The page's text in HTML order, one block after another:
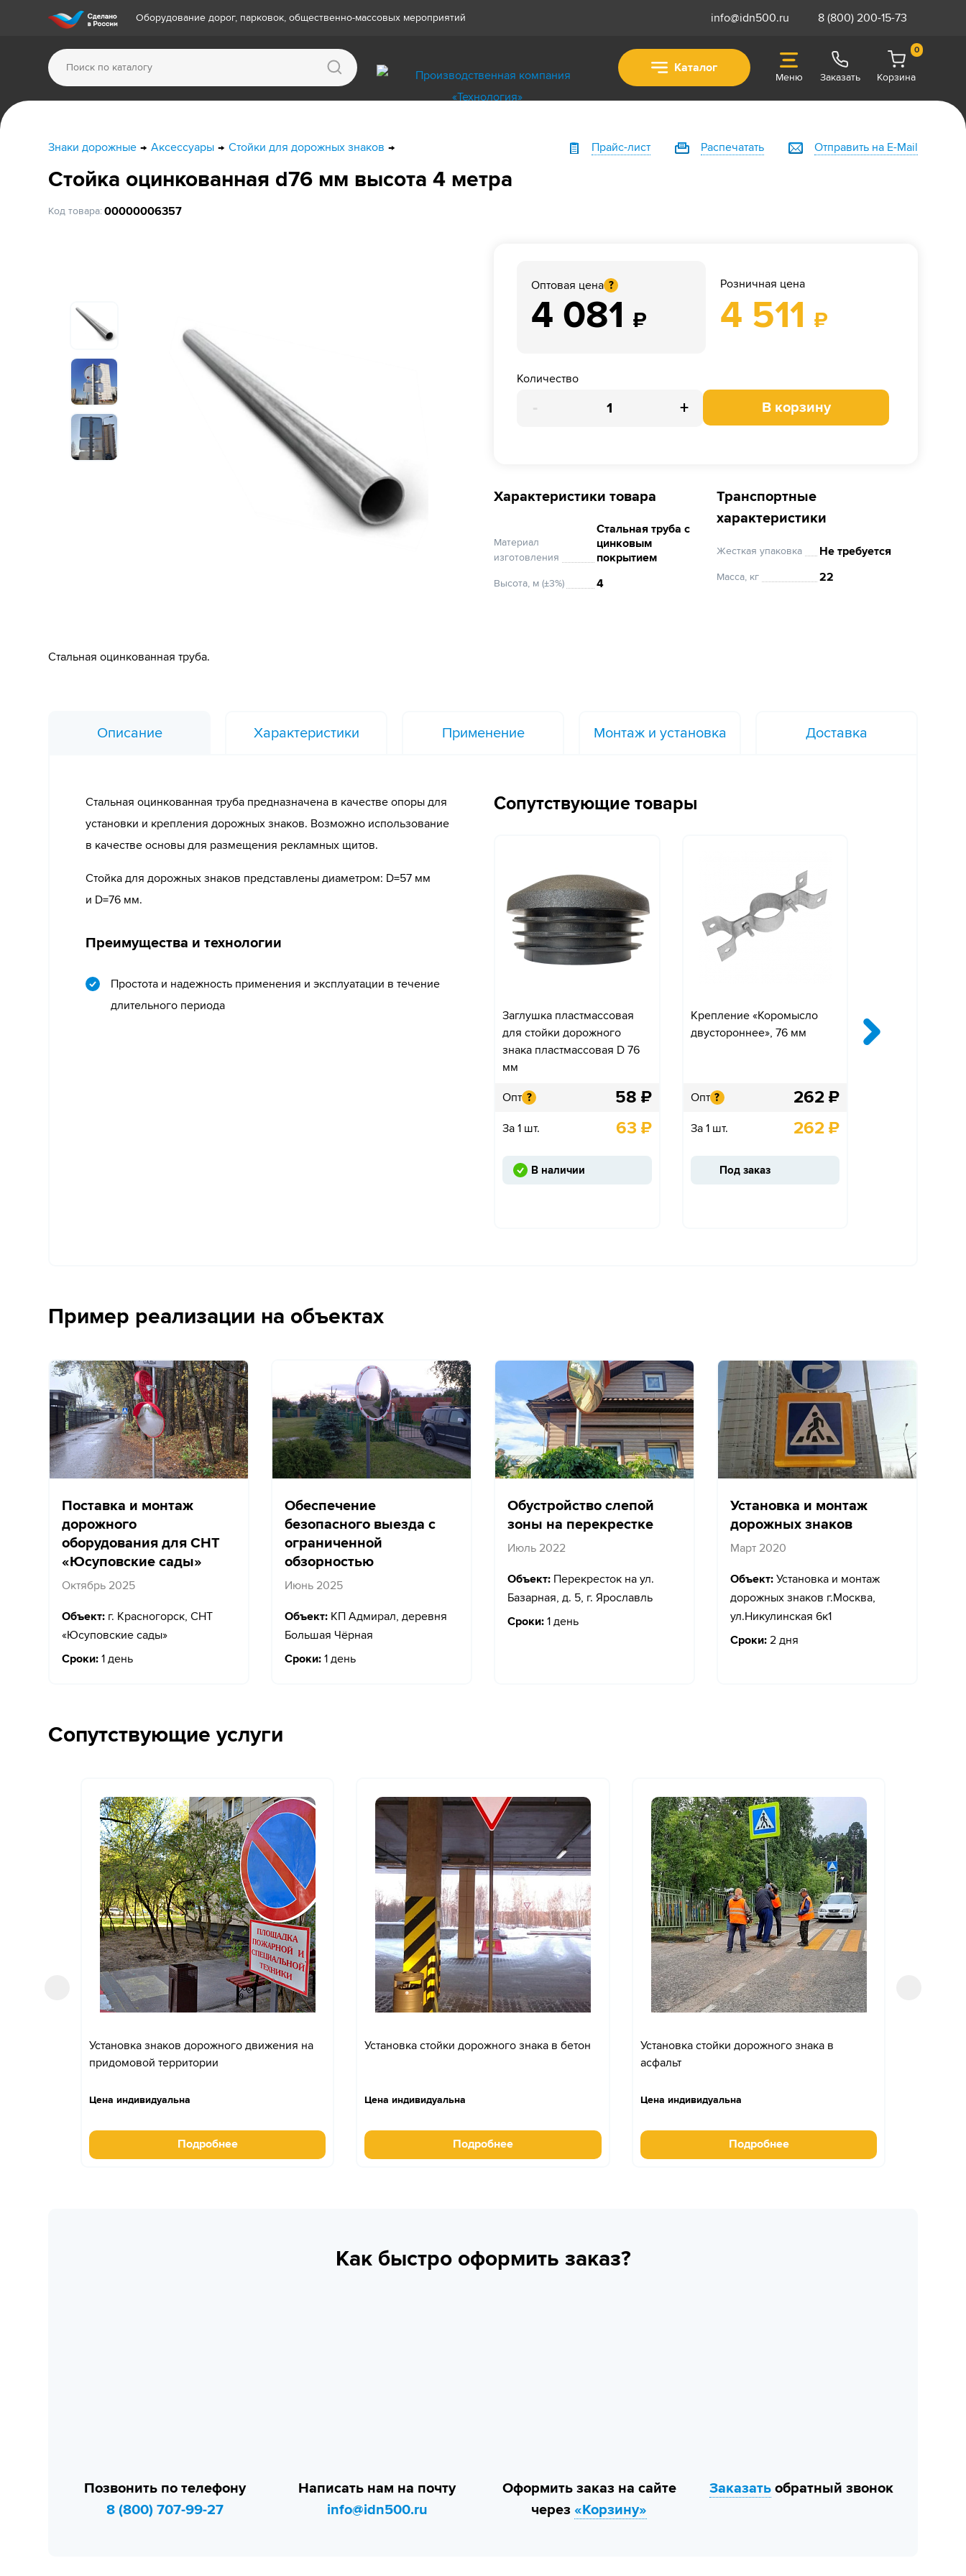
Оборудование дорог, парковок, общественно-массовых мероприятий info@idn500.ru 8 (800) 200-15-73
Каталог
Меню Заказать
0
Корзина
Знаки дорожные Аксессуары Стойки для дорожных знаков Прайс-лист Распечатать Отправить на E-Mail
Стойка оцинкованная d76 мм высота 4 метра
Код товара: 00000006357
Стальная оцинкованная труба.
Оптовая цена ?
4 081 ₽
Розничная цена
4 511 ₽
Количество
- + В корзину
Характеристики товара
Материал
изготовления
Стальная труба с
цинковым
покрытием
Высота, м (±3%) 4
Транспортные
характеристики
Жесткая упаковка Не требуется
Масса, кг 22
Описание Характеристики Применение Монтаж и установка Доставка
Стальная оцинкованная труба предназначена в качестве опоры для
установки и крепления дорожных знаков. Возможно использование
в качестве основы для размещения рекламных щитов.
Стойка для дорожных знаков представлены диаметром: D=57 мм
и D=76 мм.
Преимущества и технологии
Простота и надежность применения и эксплуатации в течение
длительного периода
Сопутствующие товары
Заглушка пластмассовая
для стойки дорожного
знака пластмассовая D 76
мм
Опт ? 58 ₽
За 1 шт. 63 ₽
В наличии
Крепление «Коромысло
двустороннее», 76 мм
Опт ? 262₽
За 1 шт. 262 ₽
Под заказ
Пример реализации на объектах
Поставка и монтаж
дорожного
оборудования для СНТ
«Юсуповские сады»
Октябрь 2025
Объект: г. Красногорск, СНТ
«Юсуповские сады»
Сроки: 1 день
Обеспечение
безопасного выезда с
ограниченной
обзорностью
Июнь 2025
Объект: КП Адмирал, деревня
Большая Чёрная
Сроки: 1 день
Обустройство слепой
зоны на перекрестке
Июль 2022
Объект: Перекресток на ул.
Базарная, д. 5, г. Ярославль
Сроки: 1 день
Установка и монтаж
дорожных знаков
Март 2020
Объект: Установка и монтаж
дорожных знаков г.Москва,
ул.Никулинская 6к1
Сроки: 2 дня
Сопутствующие услуги
Установка знаков дорожного движения на
придомовой территории
Цена индивидуальна
Подробнее
Установка стойки дорожного знака в бетон
Цена индивидуальна
Подробнее
Установка стойки дорожного знака в
асфальт
Цена индивидуальна
Подробнее
Как быстро оформить заказ?
Позвонить по телефону
8 (800) 707-99-27
Написать нам на почту
info@idn500.ru
Оформить заказ на сайте
через «Корзину»
Заказатьобратный звонок